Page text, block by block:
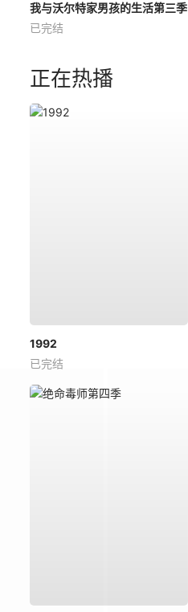
我与沃尔特家男孩的生活第三季
已完结
正在热播
1992
已完结